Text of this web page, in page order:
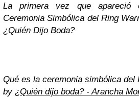
La primera vez que
Ceremonia Simbólica del Ring
¿Quién Dijo Boda?
Qué es la ceremonia simbólica
by ¿Quién dijo boda? - Arancha